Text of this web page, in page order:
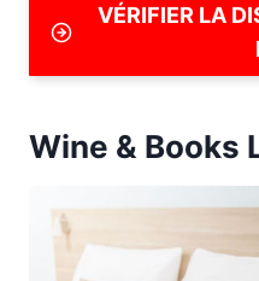
VÉRIFIER LA
Wine & Books